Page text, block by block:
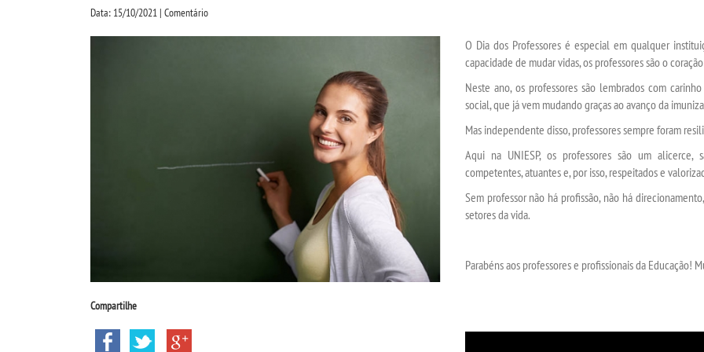
Data: 15/10/2021 | Comentário
Compartilhe
O Dia dos Professores é especial em qualquer
capacidade de mudar vidas, os professores são o
Neste ano, os professores são lembrados com
social, que já vem mudando graças ao avanço da
Mas independente disso, professores sempre foram
Aqui na UNIESP, os professores são um alicerce,
competentes, atuantes e, por isso, respeitados e
Sem professor não há profissão, não há
setores da vida.
Parabéns aos professores e profissionais da Educação!